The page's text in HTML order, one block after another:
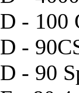
D - 100
D -
D - 90